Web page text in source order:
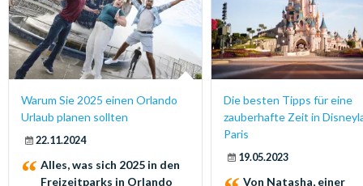
Warum Sie 2025 einen Orlando
Urlaub planen sollten
22.11.2024
Alles, was sich 2025 in den
Freizeitparks in Orlando
Die besten Tipps für eine
zauberhafte Zeit in
Paris
19.05.2023
Von Natasha, einer